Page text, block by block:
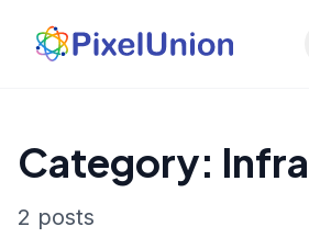
Category:
2 posts